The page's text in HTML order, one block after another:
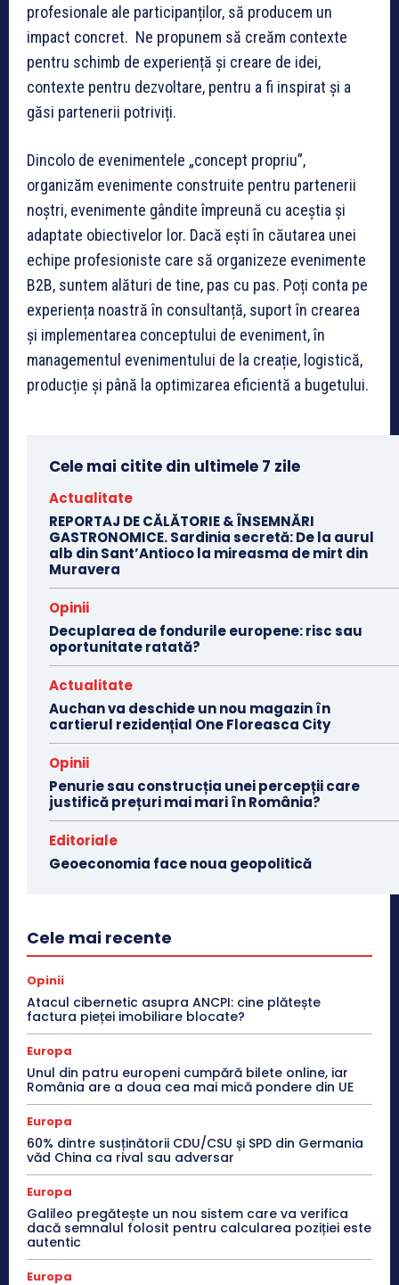
profesionale ale participanților, să producem un
impact concret. Ne propunem să creăm contexte
pentru schimb de experiență și creare de idei,
contexte pentru dezvoltare, pentru a fi inspirat și a
găsi partenerii potriviți.
Dincolo de evenimentele „concept propriu”,
organizăm evenimente construite pentru partenerii
noștri, evenimente gândite împreună cu aceștia și
adaptate obiectivelor lor. Dacă ești în căutarea unei
echipe profesioniste care să organizeze evenimente
B2B, suntem alături de tine, pas cu pas. Poți conta pe
experiența noastră în consultanță, suport în crearea
și implementarea conceptului de eveniment, în
managementul evenimentului de la creație, logistică,
producție și până la optimizarea eficientă a bugetului.
Cele mai citite din ultimele 7 zile
Actualitate
REPORTAJ DE CĂLĂTORIE & ÎNSEMNĂRI
GASTRONOMICE. Sardinia secretă: De la aurul
alb din Sant’Antioco la mireasma de mirt din
Muravera
Opinii
Decuplarea de fondurile europene: risc sau
oportunitate ratată?
Actualitate
Auchan va deschide un nou magazin în
cartierul rezidențial One Floreasca City
Opinii
Penurie sau construcția unei percepții care
justifică prețuri mai mari în România?
Editoriale
Geoeconomia face noua geopolitică
Cele mai recente
Opinii
Atacul cibernetic asupra ANCPI: cine plătește
factura pieței imobiliare blocate?
Europa
Unul din patru europeni cumpără bilete online, iar
România are a doua cea mai mică pondere din UE
Europa
60% dintre susținătorii CDU/CSU și SPD din Germania
văd China ca rival sau adversar
Europa
Galileo pregătește un nou sistem care va verifica
dacă semnalul folosit pentru calcularea poziției este
autentic
Europa